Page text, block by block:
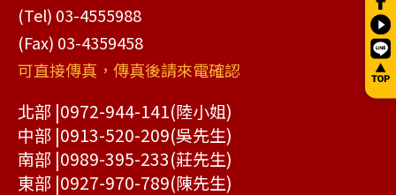
(Tel) 03-4555988
(Fax) 03-4359458
可直接傳真，傳真後請來電確認
北部 |0972-944-141(陸小姐)
中部 |0913-520-209(吳先生)
南部 |0989-395-233(莊先生)
東部 |0927-970-789(陳先生)